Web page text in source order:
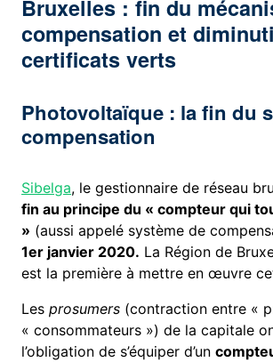
Bruxelles : fin du
compensation et
certificats verts
Photovoltaïque : la fin du
compensation
Sibelga, le gestionnaire de réseau
fin au principe du « compteur qui
» (aussi appelé système de
1er janvier 2020. La Région de
est la première à mettre en œuvre
Lesprosumers (contraction entre «
« consommateurs ») de la capitale
l’obligation de s’équiper d’un